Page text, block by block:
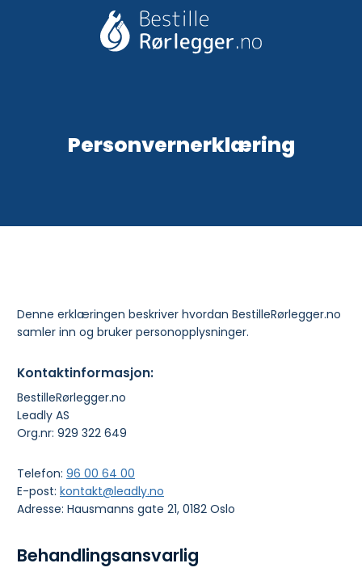
Personvernerklæring
Denne erklæringen beskriver hvordan BestilleRørlegger.no
samler inn og bruker personopplysninger.
Kontaktinformasjon:
BestilleRørlegger.no
Leadly AS
Org.nr: 929 322 649
Telefon: 96 00 64 00
E-post: kontakt@leadly.no
Adresse: Hausmanns gate 21, 0182 Oslo
Behandlingsansvarlig